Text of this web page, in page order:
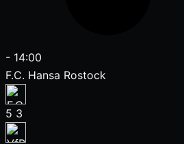
- 14:00
F.C. Hansa Rostock
5 3